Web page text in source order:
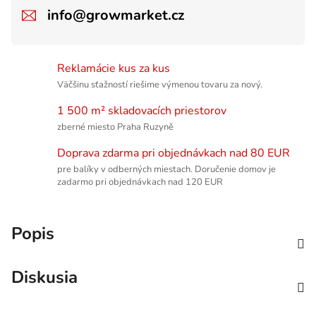
info@growmarket.cz
Reklamácie kus za kus
Väčšinu sťažností riešime výmenou tovaru za nový.
1 500 m² skladovacích priestorov
zberné miesto Praha Ruzyně
Doprava zdarma pri objednávkach nad 80 EUR
pre balíky v odberných miestach. Doručenie domov je
zadarmo pri objednávkach nad 120 EUR
Popis
Diskusia